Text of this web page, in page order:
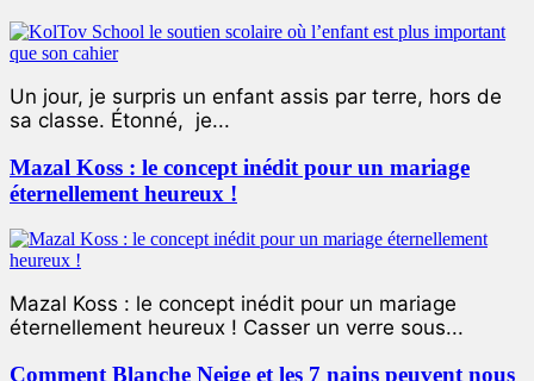
Un jour, je surpris un enfant assis par terre, hors de
sa classe. Étonné, je...
Mazal Koss : le concept inédit pour un mariage
éternellement heureux !
Mazal Koss : le concept inédit pour un mariage
éternellement heureux ! Casser un verre sous...
Comment Blanche Neige et les 7 nains peuvent nous